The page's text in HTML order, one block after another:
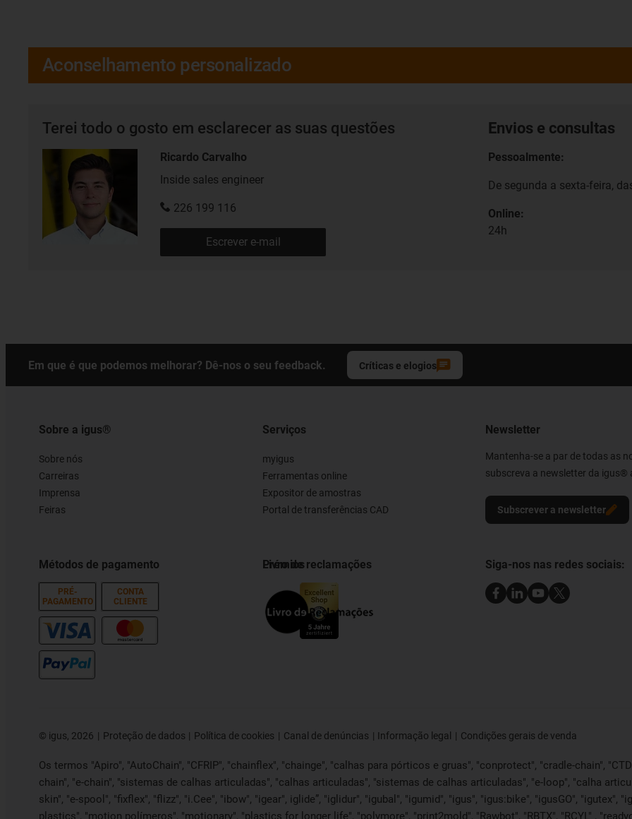
Aconselhamento personalizado
Terei todo o gosto em esclarecer as suas questões
Ricardo Carvalho
Inside sales engineer
226 199 116
Escrever e-mail
Envios e consultas
Pessoalmente:
De segunda a sexta-feira,
Online:
24h
Em que é que podemos melhorar? Dê-nos o seu feedback. Críticas e elogios
Sobre a igus®
Sobre nós
Carreiras
Imprensa
Feiras
Métodos de pagamento
PRÉ-
PAGAMENTO
CONTA
CLIENTE
Serviços
myigus
Ferramentas online
Expositor de amostras
Portal de transferências CAD
Prémios
Livro de reclamações
Newsletter
Mantenha-se a par de todas as
subscreva a newsletter da igus®
Subscrever a newsletter
Siga-nos nas redes sociais:
© igus, 2026 Proteção de dados Política de cookies Canal de denúncias Informação legal Condições gerais de venda
Os termos "Apiro", "AutoChain", "CFRIP", "chainflex", "chainge", "calhas para pórticos e gruas", "conprotect", "cradle-chain",
chain", "e-chain", "sistemas de calhas articuladas", "calhas articuladas", "sistemas de calhas articuladas", "e-loop", "calha
skin", "e-spool", "fixflex", "flizz", "i.Cee", "ibow", "igear", iglide”, "iglidur", "igubal", "igumid", "igus", "igus:bike", "igusGO", "igutex",
plastics", "motion polímeros", "motionary", "plastics for longer life", "polymore", "print2mold", "Rawbot", "RBTX", "RCYL" ,